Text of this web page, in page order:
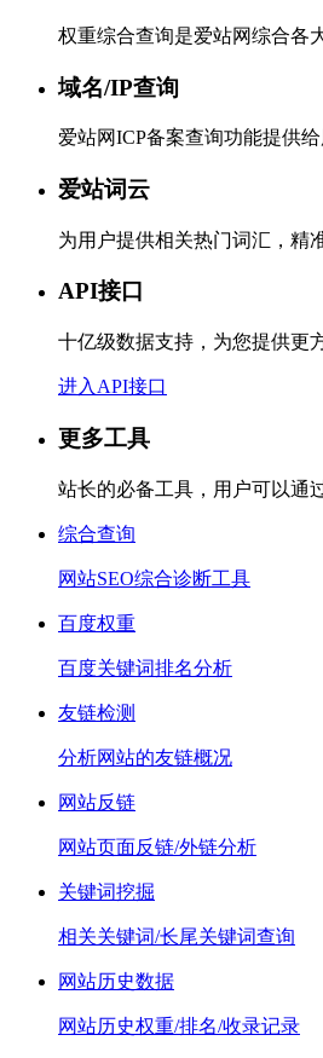
权重综合查询是爱站网综合各
域名/IP查询
爱站网ICP备案查询功能提供
爱站词云
为用户提供相关热门词汇，精
API接口
十亿级数据支持，为您提供更
进入API接口
更多工具
站长的必备工具，用户可以通
综合查询
网站SEO综合诊断工具
百度权重
百度关键词排名分析
友链检测
分析网站的友链概况
网站反链
网站页面反链/外链分析
关键词挖掘
相关关键词/长尾关键词查询
网站历史数据
网站历史权重/排名/收录记录